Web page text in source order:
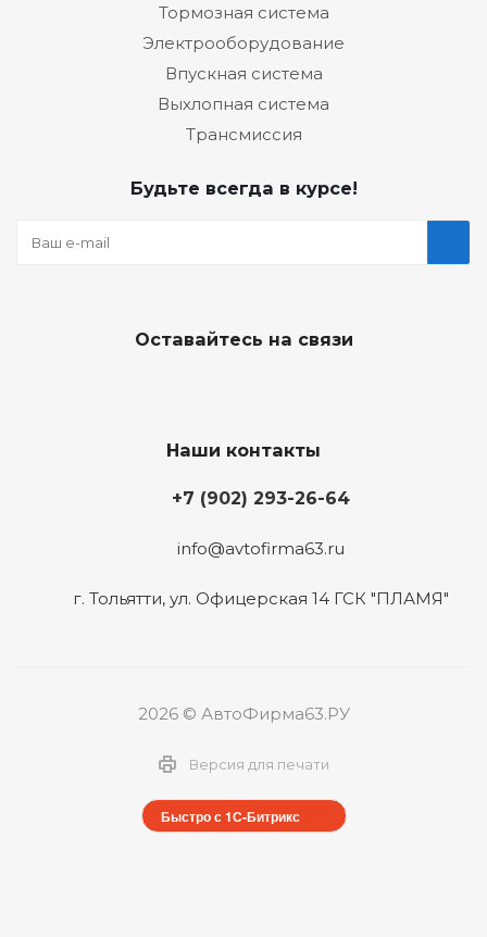
Тормозная система
Электрооборудование
Впускная система
Выхлопная система
Трансмиссия
Будьте всегда в курсе!
Оставайтесь на связи
Наши контакты
+7 (902) 293-26-64
info@avtofirma63.ru
г. Тольятти, ул. Офицерская 14 ГСК "ПЛАМЯ"
2026 © АвтоФирма63.РУ
Версия для печати
Быстро с 1С-Битрикс